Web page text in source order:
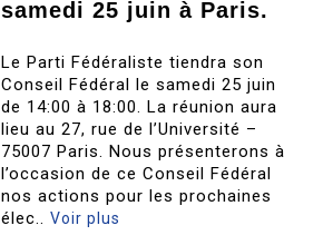
samedi 25 juin à Paris.
Le Parti Fédéraliste tiendra son
Conseil Fédéral le samedi 25 juin
de 14:00 à 18:00. La réunion aura
lieu au 27, rue de l’Université –
75007 Paris. Nous présenterons à
l’occasion de ce Conseil Fédéral
nos actions pour les prochaines
élec..Voir plus